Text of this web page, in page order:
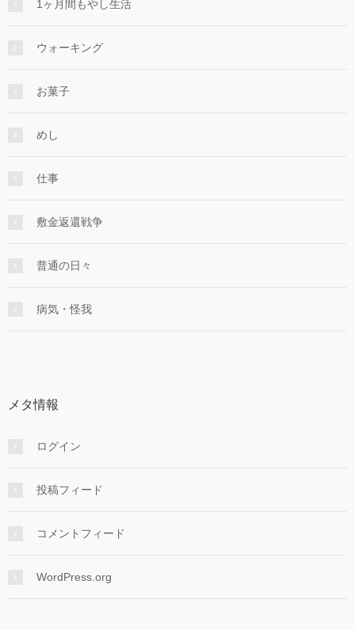
1ヶ月間もやし生活
ウォーキング
お菓子
めし
仕事
敷金返還戦争
普通の日々
病気・怪我
メタ情報
ログイン
投稿フィード
コメントフィード
WordPress.org